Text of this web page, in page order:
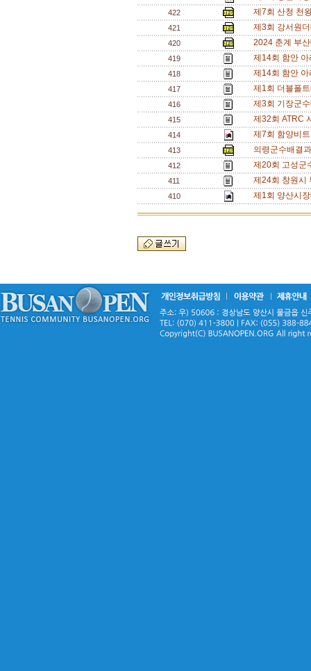
422 제7회 산청 천
421 제3회 강서원
420 2024 춘계 부
419 제14회 함안
418 제14회 함안
417 제1회 더블폴
416 제3회 기장군
415 제32회 ATRC
414 제7회 함양비
413 의령군수배결
412 제20회 고성
411 제24회 창원시
410 제1회 양산시